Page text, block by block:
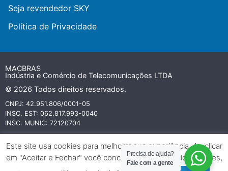
Seja revendedor SKY
Política de Privacidade
MACBRAS
Indústria e Comércio de Telecomunicações LTDA
© 2026 Todos direitos reservados.
CNPJ: 42.951.806/0001-05
INSC. EST: 062.817.993-0040
INSC. MUNIC: 72120704
comerciais registradas e protegidas por leis internacionais de
copyright e propriedade industrial e pertencem aos seus respectivos
Este site usa cookies para melhorar sua experiência. Ao clicar
em "Aceitar e Fechar" você concorda com o uso dos cookies,
Precisa de ajuda?
Fale com a gente